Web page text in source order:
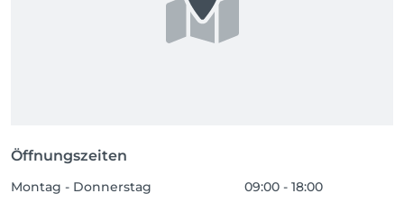
Öffnungszeiten
Montag - Donnerstag
09:00 - 18:00